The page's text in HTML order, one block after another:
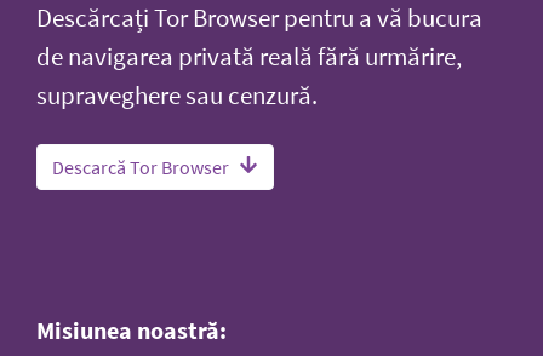
Descărcați Tor Browser pentru a vă bucura
de navigarea privată reală fără urmărire,
supraveghere sau cenzură.
Descarcă Tor Browser
Misiunea noastră: